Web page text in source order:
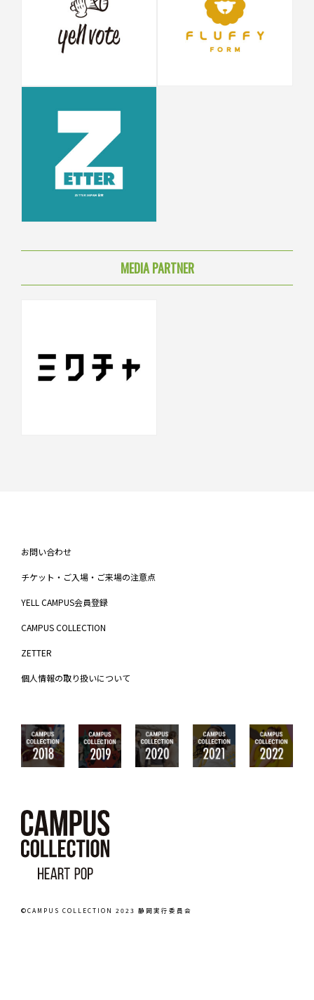
MEDIA PARTNER
お問い合わせ
チケット・ご入場・ご来場の注意点
YELL CAMPUS会員登録
CAMPUS COLLECTION
ZETTER
個人情報の取り扱いについて
©CAMPUS COLLECTION 2023 静岡実行委員会